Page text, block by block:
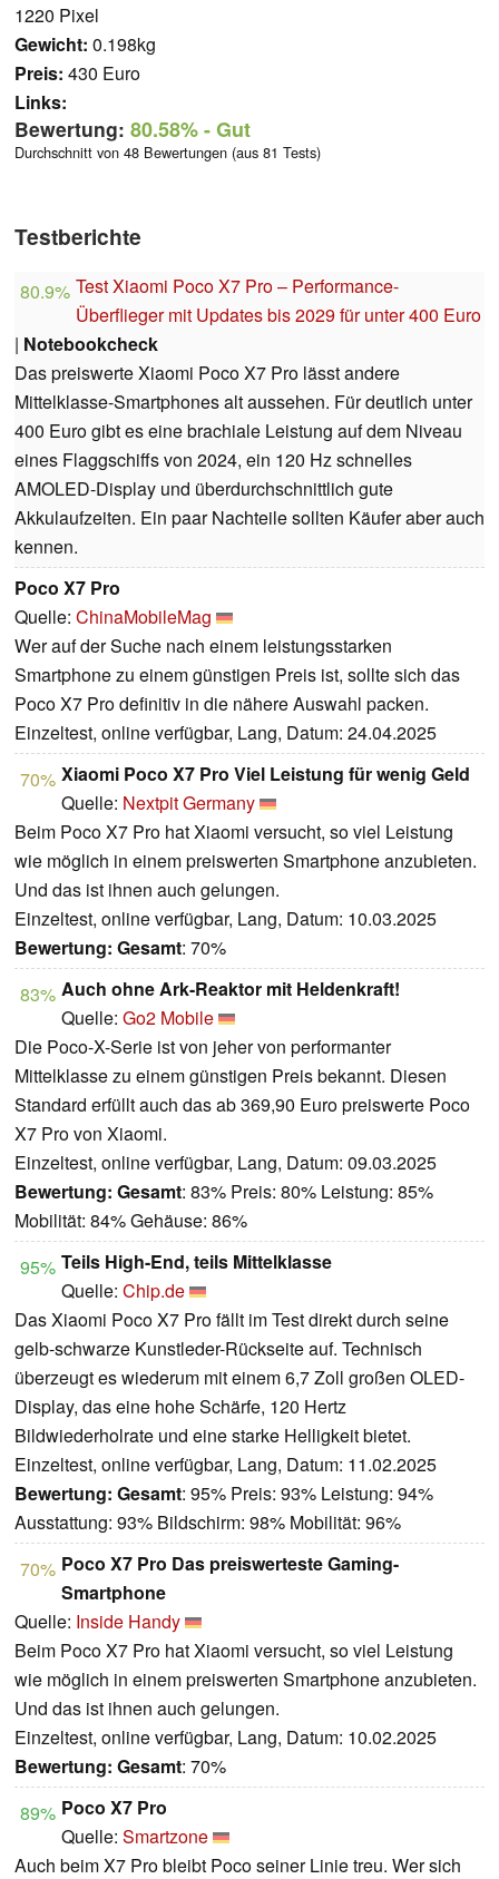
1220 Pixel
Gewicht: 0.198kg
Preis: 430 Euro
Links:
Bewertung: 80.58%- Gut
Durchschnitt von 48 Bewertungen (aus 81 Tests)
Testberichte
80.9% Test Xiaomi Poco X7 Pro – Performance-
Überflieger mit Updates bis 2029 für unter 400 Euro
| Notebookcheck
Das preiswerte Xiaomi Poco X7 Pro lässt andere
Mittelklasse-Smartphones alt aussehen. Für deutlich unter
400 Euro gibt es eine brachiale Leistung auf dem Niveau
eines Flaggschiffs von 2024, ein 120 Hz schnelles
AMOLED-Display und überdurchschnittlich gute
Akkulaufzeiten. Ein paar Nachteile sollten Käufer aber auch
kennen.
Poco X7 Pro
Quelle: ChinaMobileMag
Wer auf der Suche nach einem leistungsstarken
Smartphone zu einem günstigen Preis ist, sollte sich das
Poco X7 Pro definitiv in die nähere Auswahl packen.
Einzeltest, online verfügbar, Lang, Datum: 24.04.2025
70% Xiaomi Poco X7 Pro Viel Leistung für wenig Geld
Quelle: Nextpit Germany
Beim Poco X7 Pro hat Xiaomi versucht, so viel Leistung
wie möglich in einem preiswerten Smartphone anzubieten.
Und das ist ihnen auch gelungen.
Einzeltest, online verfügbar, Lang, Datum: 10.03.2025
Bewertung: Gesamt: 70%
83% Auch ohne Ark-Reaktor mit Heldenkraft!
Quelle: Go2 Mobile
Die Poco-X-Serie ist von jeher von performanter
Mittelklasse zu einem günstigen Preis bekannt. Diesen
Standard erfüllt auch das ab 369,90 Euro preiswerte Poco
X7 Pro von Xiaomi.
Einzeltest, online verfügbar, Lang, Datum: 09.03.2025
Bewertung: Gesamt: 83% Preis: 80% Leistung: 85%
Mobilität: 84% Gehäuse: 86%
95% Teils High-End, teils Mittelklasse
Quelle: Chip.de
Das Xiaomi Poco X7 Pro fällt im Test direkt durch seine
gelb-schwarze Kunstleder-Rückseite auf. Technisch
überzeugt es wiederum mit einem 6,7 Zoll großen OLED-
Display, das eine hohe Schärfe, 120 Hertz
Bildwiederholrate und eine starke Helligkeit bietet.
Einzeltest, online verfügbar, Lang, Datum: 11.02.2025
Bewertung: Gesamt: 95% Preis: 93% Leistung: 94%
Ausstattung: 93% Bildschirm: 98% Mobilität: 96%
70% Poco X7 Pro Das preiswerteste Gaming-
Smartphone
Quelle: Inside Handy
Beim Poco X7 Pro hat Xiaomi versucht, so viel Leistung
wie möglich in einem preiswerten Smartphone anzubieten.
Und das ist ihnen auch gelungen.
Einzeltest, online verfügbar, Lang, Datum: 10.02.2025
Bewertung: Gesamt: 70%
89% Poco X7 Pro
Quelle: Smartzone
Auch beim X7 Pro bleibt Poco seiner Linie treu. Wer sich